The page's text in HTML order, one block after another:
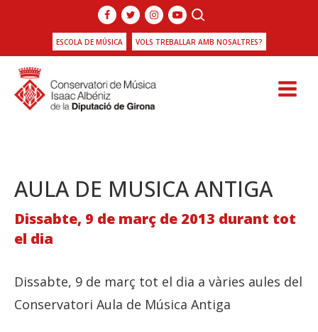
ESCOLA DE MÚSICA VOLS TREBALLAR AMB NOSALTRES?
AULA DE MUSICA ANTIGA
Dissabte, 9 de març de 2013 durant tot
el dia
Dissabte, 9 de març tot el dia a vàries aules del
Conservatori Aula de Música Antiga